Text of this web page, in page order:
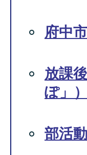
府中
放課
ぽ」）
部活動